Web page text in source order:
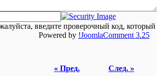
введите проверочный код,
Powered by !JoomlaComment 3.25
« Пред.
След. »